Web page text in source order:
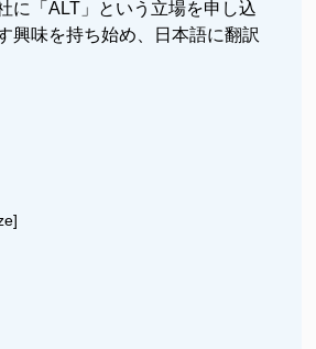
に「ALT」という立場を申し込
興味を持ち始め、日本語に翻訳